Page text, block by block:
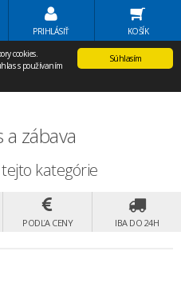
Volať Agem
PRIHLÁSIŤ KOŠÍK
Súhlasím
cookies.
s používaním
a zábava
kategórie
PODĽA CENY IBA DO 24H